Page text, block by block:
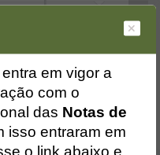
entra em vigor a
com o
das Notas de
isso entraram em
o link abaixo e
CÓDIGO DA MENSAGEM:
'('
static/bundle/wpo_ind